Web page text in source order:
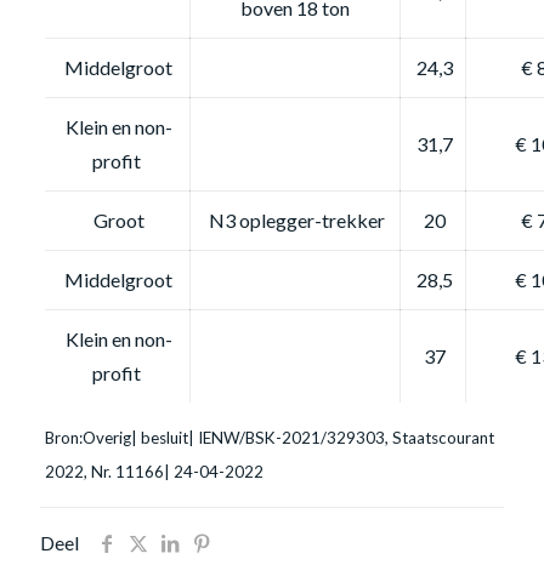
boven 18 ton
Middelgroot 24,3 €
Klein en non-
profit
31,7 €
Groot N3 oplegger-trekker 20 €
Middelgroot 28,5 €
Klein en non-
profit
37 €
Bron:Overig| besluit| IENW/BSK-2021/329303, Staatscourant
2022, Nr. 11166| 24-04-2022
Deel